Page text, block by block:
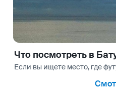
Что посмотреть в
Если вы ищете место, где